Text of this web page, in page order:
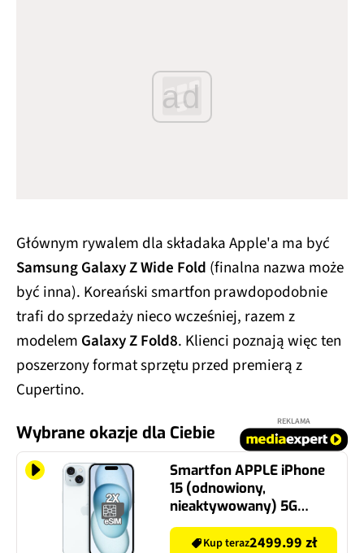
ad
Głównym rywalem dla składaka Apple'a ma być
Samsung Galaxy Z Wide Fold (finalna nazwa może
być inna). Koreański smartfon prawdopodobnie
trafi do sprzedaży nieco wcześniej, razem z
modelem Galaxy Z Fold8. Klienci poznają więc ten
poszerzony format sprzętu przed premierą z
Cupertino.
Wybrane okazje dla Ciebie
REKLAMA
Smartfon APPLE iPhone
15 (odnowiony,
nieaktywowany) 5G
128GB 6.1" Niebieski (CPO)
2x eSIMKup teraz2499.99 zł